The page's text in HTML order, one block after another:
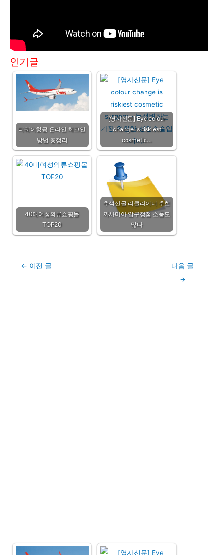
인기글
티웨이항공 온라인 체크인
방법 총정리
[영자신문] Eye colour
change is riskiest
cosmetic…
40대여성의류쇼핑몰
TOP20
추석선물 리클라이너 추천
까사미아 압구정점 소품도
많다
Post← 이전 글
다음 글
→